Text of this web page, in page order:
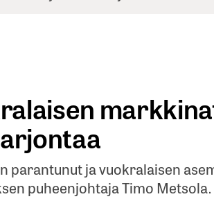
parantunut ja vuokralaisen
puheenjohtaja Timo Metsola.